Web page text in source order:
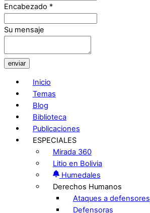
Encabezado *
Su mensaje
enviar
Inicio
Temas
Blog
Biblioteca
Publicaciones
ESPECIALES
Mirada 360
Litio en Bolivia
Humedales
Derechos Humanos
Ataques a defensores
Defensoras